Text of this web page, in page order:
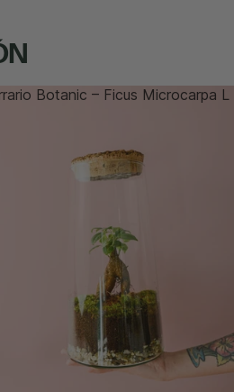
Botanic – Ficus Microcarpa L